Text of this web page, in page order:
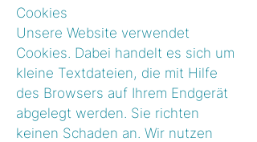
Cookies
Unsere Website verwendet
Cookies. Dabei handelt es sich um
kleine Textdateien, die mit Hilfe
des Browsers auf Ihrem Endgerät
abgelegt werden. Sie richten
keinen Schaden an. Wir nutzen